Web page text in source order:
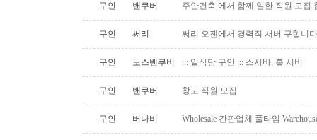
구인 밴쿠버 주안건축 에서 함께 일한 직원 모집
구인 써리 써리 오젠에서 경력직 서버 구합니다
구인 노스밴쿠버 ::: 일식당 구인 ::: 스시바, 홀 서버
구인 밴쿠버 창고 직원 모집
구인 버나비 Wholesale 간판업체 풀타임